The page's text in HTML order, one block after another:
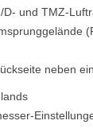
und TMZ-
neben